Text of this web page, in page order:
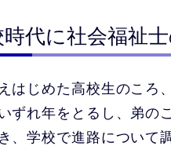
時代に社会福祉
はじめた高校生のころ
ずれ年をとるし、弟の
、学校で進路について